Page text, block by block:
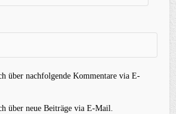
über nachfolgende Kommentare via E-
über neue Beiträge via E-Mail.